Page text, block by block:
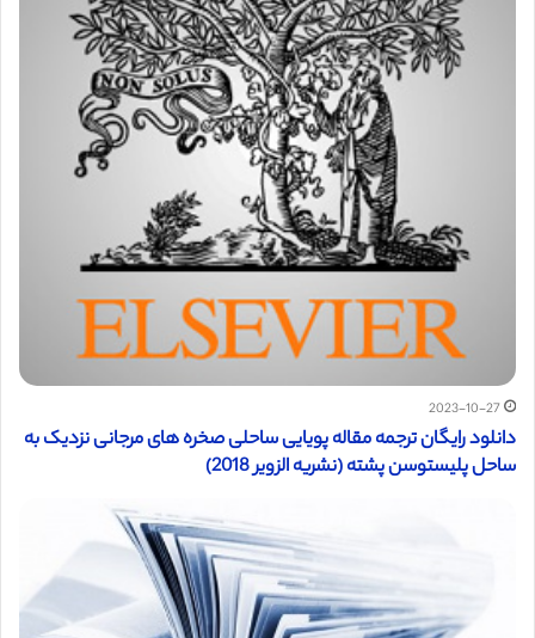
2023-10-27
دانلود رایگان ترجمه مقاله پویایی ساحلی صخره های مرجانی نزدیک به
ساحل پلیستوسن پشته (نشریه الزویر 2018)